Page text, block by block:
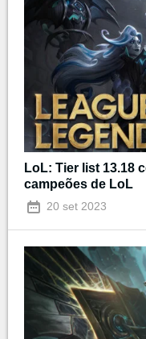
LoL: Tier list 13.18
campeões de LoL
20 set 2023